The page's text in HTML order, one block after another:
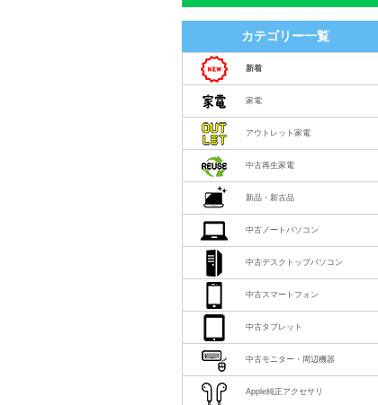
カテゴリー一覧
新着
家電
アウトレット家電
中古再生家電
新品・新古品
中古ノートパソコン
中古デスクトップパソコン
中古スマートフォン
中古タブレット
中古モニター・周辺機器
Apple純正アクセサリ